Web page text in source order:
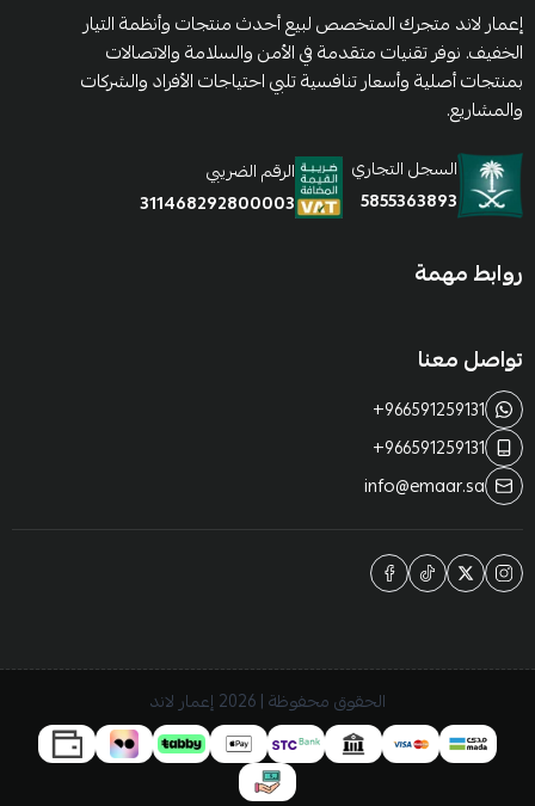
إعمار لاند متجرك المتخصص لبيع أحدث منتجات وأنظمة التيار
الخفيف. نوفر تقنيات متقدمة في الأمن والسلامة والاتصالات
بمنتجات أصلية وأسعار تنافسية تلبي احتياجات الأفراد والشركات
والمشاريع.
السجل التجاري
5855363893
الرقم الضريبي
311468292800003
روابط مهمة
تواصل معنا
+966591259131
+966591259131
info@emaar.sa
الحقوق محفوظة | 2026 إعمار لاند